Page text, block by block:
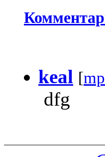
keal [
dfg